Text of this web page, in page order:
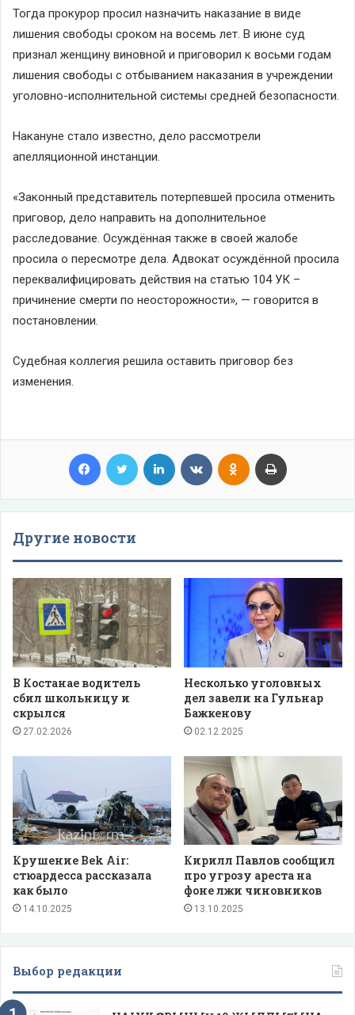
Тогда прокурор просил назначить наказание в виде
лишения свободы сроком на восемь лет. В июне суд
признал женщину виновной и приговорил к восьми годам
лишения свободы с отбыванием наказания в учреждении
уголовно-исполнительной системы средней безопасности.
Накануне стало известно, дело рассмотрели
апелляционной инстанции.
«Законный представитель потерпевшей просила отменить
приговор, дело направить на дополнительное
расследование. Осуждённая также в своей жалобе
просила о пересмотре дела. Адвокат осуждённой просила
переквалифицировать действия на статью 104 УК –
причинение смерти по неосторожности», — говорится в
постановлении.
Судебная коллегия решила оставить приговор без
изменения.
Facebook Twitter LinkedIn VKontakteOdnoklassniki
Другие новости
В Костанае водитель
сбил школьницу и
скрылся
27.02.2026
Несколько уголовных
дел завели на Гульнар
Бажкенову
02.12.2025
Крушение Bek Air:
стюардесса рассказала
как было
14.10.2025
Кирилл Павлов сообщил
про угрозу ареста на
фоне лжи чиновников
13.10.2025
Выбор редакции